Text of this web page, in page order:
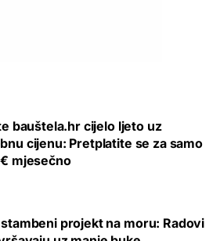
bauštela.hr cijelo ljeto uz
cijenu: Pretplatite se za samo
mjesečno
projekt na moru: Radovi